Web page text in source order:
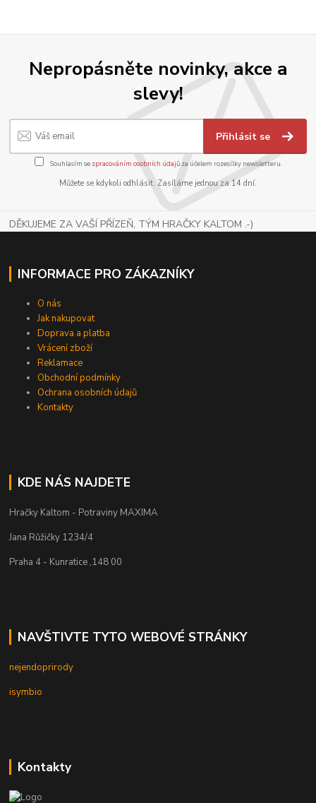
Nepropásněte novinky, akce a
slevy!
Přihlásit se
Souhlasím se zpracováním osobních údajůza účelem rozesílky newsletteru.
Můžete se kdykoli odhlásit. Zasíláme jednou za 14 dní.
DĚKUJEME ZA VAŠÍ PŘÍZEŇ, TÝM HRAČKY KALTOM .-)
INFORMACE PRO ZÁKAZNÍKY
O nás
Jak nakupovat
Doprava a platba
Vrácení zboží
Reklamace
Obchodní podmínky
Ochrana osobních údajů
Kontakty
KDE NÁS NAJDETE
Hračky Kaltom - Potraviny MAXIMA
Jana Růžičky 1234/4
Praha 4 - Kunratice ,148 00
NAVŠTIVTE TYTO WEBOVÉ STRÁNKY
nejendoprirody
isymbio
Kontakty